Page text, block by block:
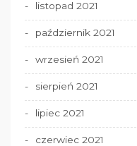
listopad 2021
październik 2021
wrzesień 2021
sierpień 2021
lipiec 2021
czerwiec 2021